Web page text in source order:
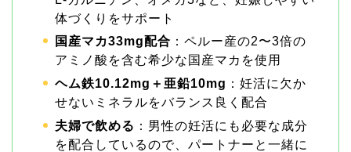
体づくりをサポート
国産マカ33mg配合 ：ペルー産の2〜3倍の
アミノ酸を含む希少な国産マカを使用
ヘム鉄10.12mg＋亜鉛10mg ：妊活に欠か
せないミネラルをバランス良く配合
夫婦で飲める ：男性の妊活にも必要な成分
を配合しているので、パートナーと一緒に